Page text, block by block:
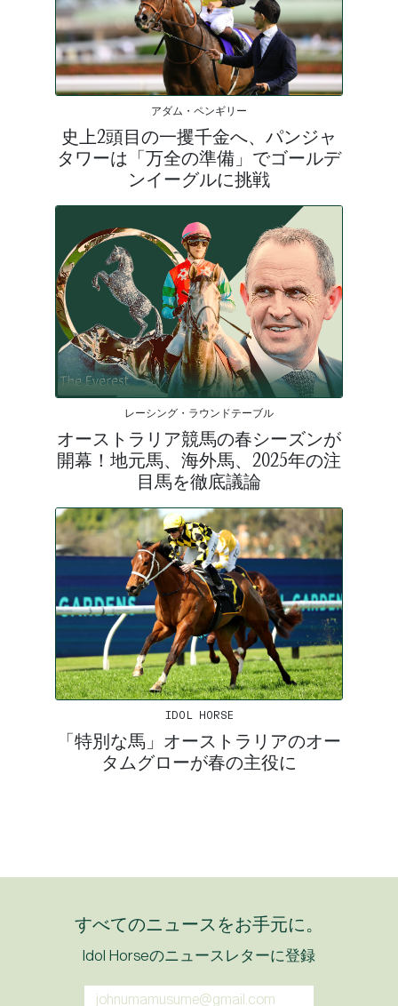
アダム・ペンギリー
史上2頭目の一攫千金へ、パンジャ
タワーは「万全の準備」でゴールデ
ンイーグルに挑戦
レーシング・ラウンドテーブル
オーストラリア競馬の春シーズンが
開幕！地元馬、海外馬、2025年の注
目馬を徹底議論
IDOL HORSE
「特別な馬」オーストラリアのオー
タムグローが春の主役に
すべてのニュースをお手元に。
Idol Horseのニュースレターに登録